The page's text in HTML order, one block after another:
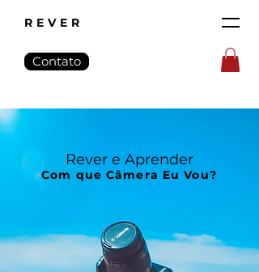
REVER
Contato
Rever e Aprender
Com que Câmera Eu Vou?